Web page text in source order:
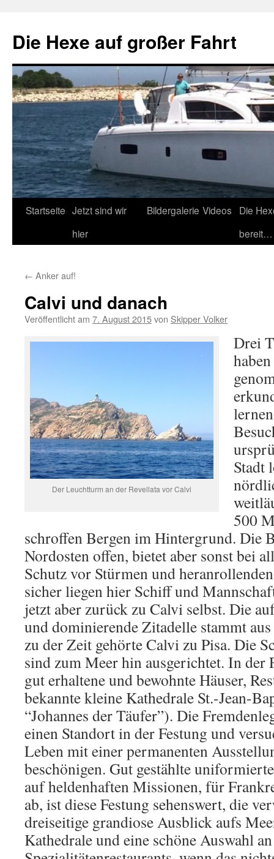
springen
Die Hexe auf großer Fahrt
Startseite Jetzt sind wir
hier
Bildergalerie Videos
Die
bereit…
← Anker auf!
Calvi und danach
Veröffentlicht am 7. August 2015von Skipper Volker
Der Leuchtturm an der Revellata vor Calvi
Drei
Stadt
500
schroffen Bergen im Hintergrund. Die
Nordosten offen, bietet aber sonst bei
Schutz vor Stürmen und
sicher liegen hier Schiff und
jetzt aber zurück zu Calvi selbst. Die
und dominierende Zitadelle stammt
zu der Zeit gehörte Calvi zu Pisa. Die
sind zum Meer hin ausgerichtet. In der
gut erhaltene und bewohnte Häuser,
bekannte kleine Kathedrale St.-Jean-
“Johannes der Täufer”). Die
einen Standort in der Festung und
Leben mit einer permanenten
beschönigen. Gut gestählte
auf heldenhaften Missionen, für
ab, ist diese Festung sehenswert, die
dreiseitige grandiose Ausblick aufs
Kathedrale und eine schöne Auswahl